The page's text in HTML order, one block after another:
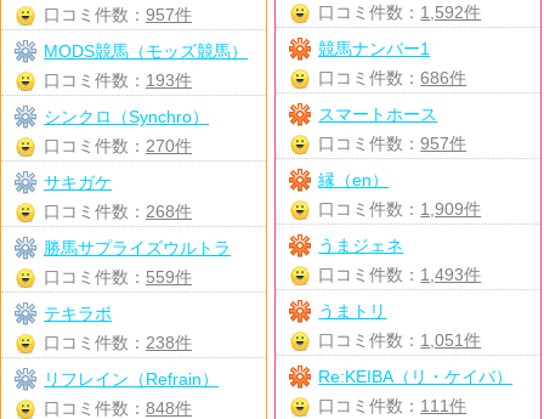
口コミ件数： 1,592件
競馬ナンバー1
口コミ件数：686件
スマートホース
口コミ件数：957件
縁（en）
口コミ件数： 1,909件
うまジェネ
口コミ件数： 1,493件
うまトリ
口コミ件数： 1,051件
Re:KEIBA（リ・ケイバ）
口コミ件数： 111件
口コミ件数： 957件
MODS競馬（モッズ競馬）
口コミ件数： 193件
シンクロ（Synchro）
口コミ件数： 270件
サキガケ
口コミ件数： 268件
勝馬サプライズウルトラ
口コミ件数： 559件
テキラボ
口コミ件数： 238件
リフレイン（Refrain）
口コミ件数： 848件